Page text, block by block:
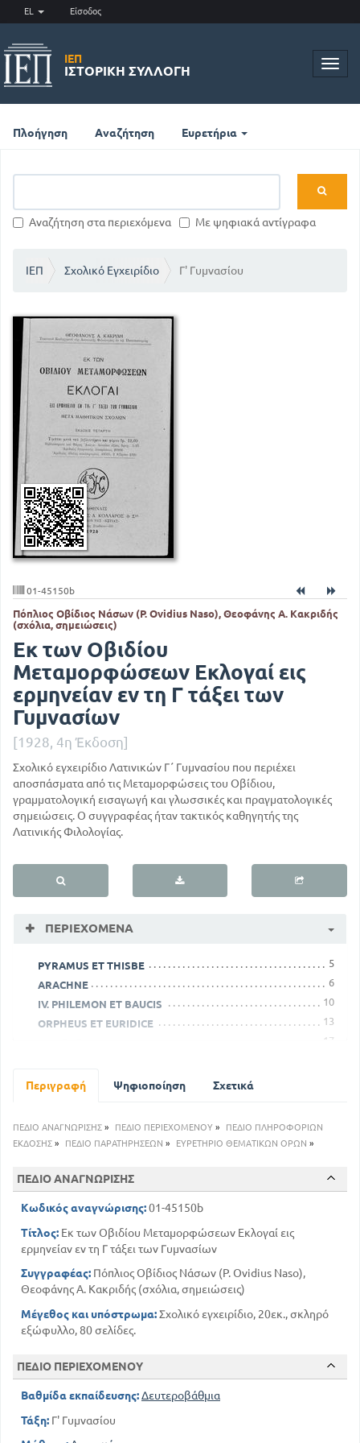
EL Είσοδος
ΙΕΠ
ΙΣΤΟΡΙΚΉ ΣΥΛΛΟΓΉ
Πλοήγηση Αναζήτηση Ευρετήρια
Αναζήτηση στα περιεχόμενα Με ψηφιακά αντίγραφα
ΙΕΠ Σχολικό Εγχειρίδιο Γ' Γυμνασίου
01-45150b
Πόπλιος Οβίδιος Νάσων (P. Ovidius Naso), Θεοφάνης Α. Κακριδής
(σχόλια, σημειώσεις)
Εκ των Οβιδίου
Μεταμορφώσεων Εκλογαί εις
ερμηνείαν εν τη Γ τάξει των
Γυμνασίων
[1928, 4η Έκδοση]
Σχολικό εγχειρίδιο Λατινικών Γ΄ Γυμνασίου που περιέχει
αποσπάσματα από τις Μεταμορφώσεις του Οβίδιου,
γραμματολογική εισαγωγή και γλωσσικές και πραγματολογικές
σημειώσεις. Ο συγγραφέας ήταν τακτικός καθηγητής της
Λατινικής Φιλολογίας.
ΠΕΡΙΕΧΌΜΕΝΑ
PYRAMUS ET THISBE
5
ARACHNE
6
IV. PHILEMON ET BAUCIS
10
ORPHEUS ET EURIDICE
13
17
ΦΙΛΗΜΩΝ ΚΑΙ ΒΑΥΚΙΣ
Περιγραφή Ψηφιοποίηση Σχετικά
ΠΕΔΙΟ ΑΝΑΓΝΩΡΙΣΗΣ » ΠΕΔΙΟ ΠΕΡΙΕΧΟΜΕΝΟΥ »
ΠΕΔΙΟ ΠΛΗΡΟΦΟΡΙΩΝ
ΕΚΔΟΣΗΣ » ΠΕΔΙΟ ΠΑΡΑΤΗΡΗΣΕΩΝ » ΕΥΡΕΤΗΡΙΟ ΘΕΜΑΤΙΚΩΝ ΟΡΩΝ »
ΠΕΔΙΟ ΑΝΑΓΝΩΡΙΣΗΣ
Κωδικός αναγνώρισης:01-45150b
Τίτλος: Εκ των Οβιδίου Μεταμορφώσεων Εκλογαί εις
ερμηνείαν εν τη Γ τάξει των Γυμνασίων
Συγγραφέας: Πόπλιος Οβίδιος Νάσων (P. Ovidius Naso),
Θεοφάνης Α. Κακριδής (σχόλια, σημειώσεις)
Μέγεθος και υπόστρωμα:Σχολικό εγχειρίδιο, 20εκ., σκληρό
εξώφυλλο, 80 σελίδες.
ΠΕΔΙΟ ΠΕΡΙΕΧΟΜΕΝΟΥ
Βαθμίδα εκπαίδευσης:Δευτεροβάθμια
Τάξη: Γ' Γυμνασίου